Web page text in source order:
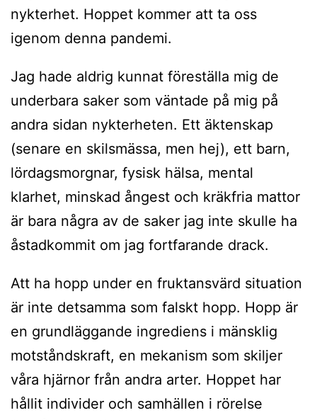
nykterhet. Hoppet kommer att ta oss
igenom denna pandemi.
Jag hade aldrig kunnat föreställa mig de
underbara saker som väntade på mig på
andra sidan nykterheten. Ett äktenskap
(senare en skilsmässa, men hej), ett barn,
lördagsmorgnar, fysisk hälsa, mental
klarhet, minskad ångest och kräkfria mattor
är bara några av de saker jag inte skulle ha
åstadkommit om jag fortfarande drack.
Att ha hopp under en fruktansvärd situation
är inte detsamma som falskt hopp. Hopp är
en grundläggande ingrediens i mänsklig
motståndskraft, en mekanism som skiljer
våra hjärnor från andra arter. Hoppet har
hållit individer och samhällen i rörelse